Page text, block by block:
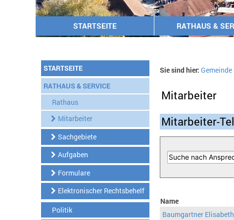
STARTSEITE RATHAUS &
STARTSEITE
RATHAUS & SERVICE
Rathaus
Mitarbeiter
Sachgebiete
Aufgaben
Formulare
Elektronischer Rechtsbehelf
Politik
Sie sind hier:
Mitarbeiter
Mitarbeiter-
Name
Baumgartner Elisabeth